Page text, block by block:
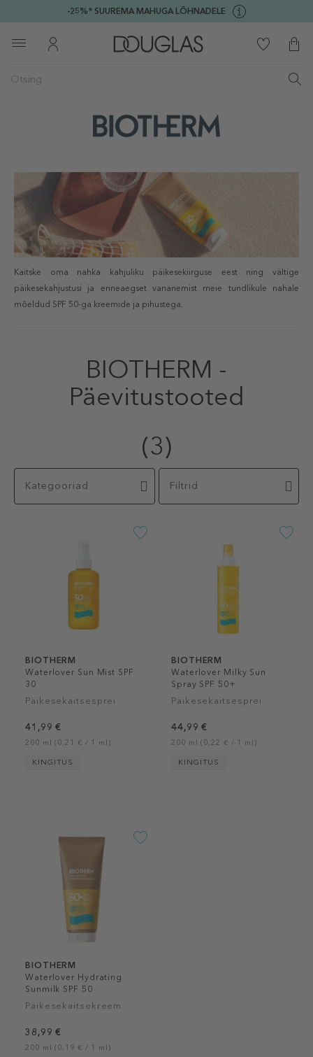
-25%* SUUREMA MAHUGA LÕHNADELE
Kaitske oma nahka kahjuliku päikesekiirguse eest ning vältige
päikesekahjustusi ja enneaegset vananemist meie tundlikule nahale
mõeldud SPF 50-ga kreemide ja pihustega.
BIOTHERM -
Päevitustooted
(3)
Kategooriad Filtrid
BIOTHERM
Waterlover Sun Mist SPF
30
Päikesekaitsesprei
41,99 €
200 ml (0,21 € / 1 ml)
KINGITUS
BIOTHERM
Waterlover Milky Sun
Spray SPF 50+
Päikesekaitsesprei
44,99 €
200 ml (0,22 € / 1 ml)
KINGITUS
BIOTHERM
Waterlover Hydrating
Sunmilk SPF 50
Päikesekaitsekreem
38,99 €
200 ml (0,19 € / 1 ml)